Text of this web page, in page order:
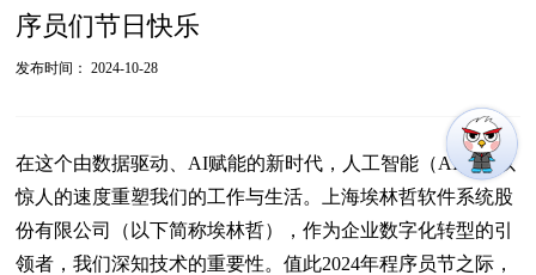
序员们节日快乐
发布时间： 2024-10-28
在这个由数据驱动、AI赋能的新时代，人工智能（AI）正以
惊人的速度重塑我们的工作与生活。上海埃林哲软件系统股
份有限公司（以下简称埃林哲），作为企业数字化转型的引
领者，我们深知技术的重要性。值此2024年程序员节之际，